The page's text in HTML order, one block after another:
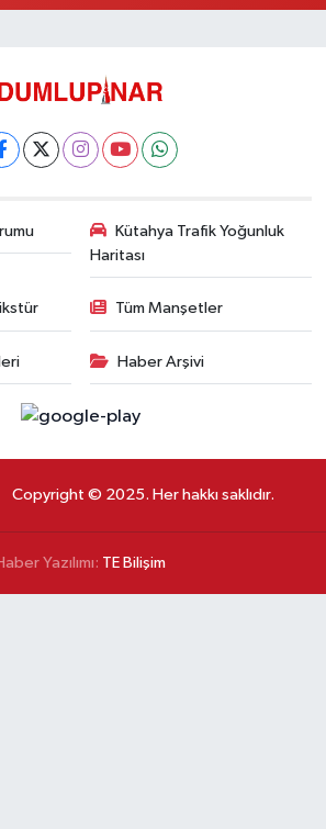
Kütahya Trafik Yoğunluk
Haritası
Tüm Manşetler
Haber Arşivi
Copyright © 2025. Her hakkı saklıdır.
Yazılımı: TE Bilişim